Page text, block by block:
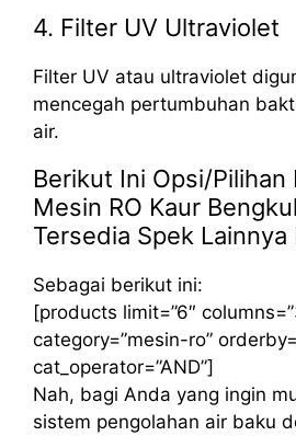
4. Filter UV Ultraviolet
Filter UV atau ultraviolet
mencegah pertumbuhan
air.
Berikut Ini Opsi/Pilihan
Mesin RO Kaur
Tersedia Spek Lainnya
Sebagai berikut ini:
[products limit=”6″
category=”mesin-ro”
cat_operator=”AND”]
Nah, bagi Anda yang ingin
sistem pengolahan air baku